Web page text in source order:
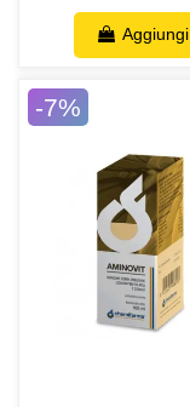
Aggiungi
-7%